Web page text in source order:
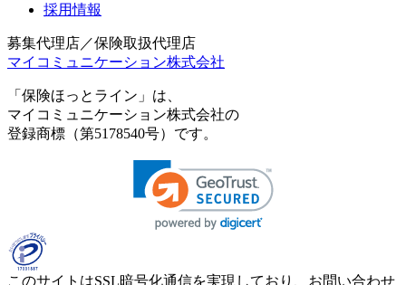
採用情報
募集代理店／保険取扱代理店
マイコミュニケーション株式会社
「保険ほっとライン」は、
マイコミュニケーション株式会社の
登録商標（第5178540号）です。
このサイトはSSL暗号化通信を実現しており、お問い合わせ